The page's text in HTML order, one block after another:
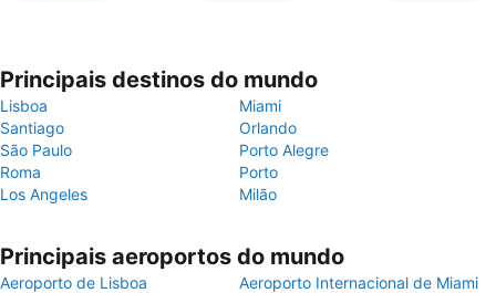
Principais destinos do mundo
Lisboa
Miami
Santiago
Orlando
São Paulo
Porto Alegre
Roma
Porto
Los Angeles
Milão
Principais aeroportos do mundo
Aeroporto de Lisboa
Aeroporto Internacional de Miami